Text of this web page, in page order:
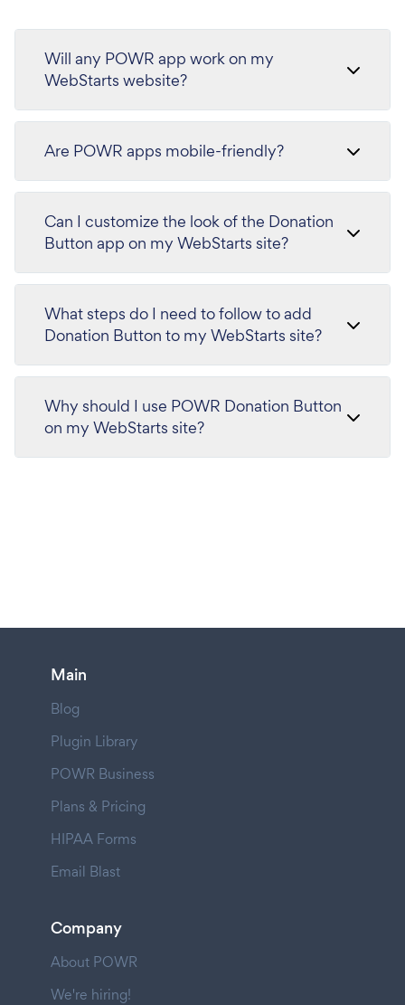
Will any POWR app work on my
WebStarts website?
Are POWR apps mobile-friendly?
Can I customize the look of the Donation
Button app on my WebStarts site?
What steps do I need to follow to add
Donation Button to my WebStarts site?
Why should I use POWR Donation Button
on my WebStarts site?
Main
Blog
Plugin Library
POWR Business
Plans & Pricing
HIPAA Forms
Email Blast
Company
About POWR
We're hiring!